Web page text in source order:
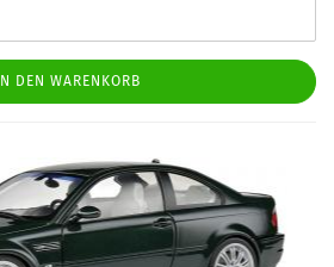
IN DEN WARENKORB